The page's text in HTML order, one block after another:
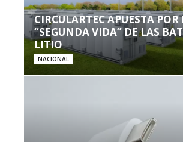
CIRCULARTEC APUESTA POR
“SEGUNDA VIDA” DE LAS
LITIO
NACIONAL